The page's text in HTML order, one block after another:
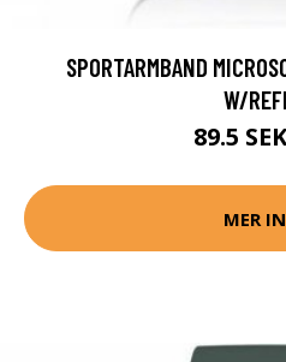
SPORTARMBAND
W/
89.5
MER